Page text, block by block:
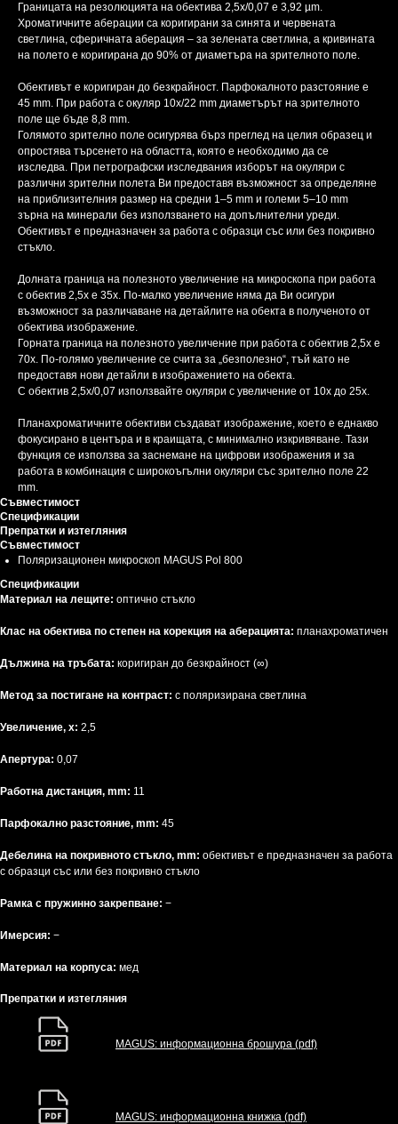
Границата на резолюцията на обектива 2,5х/0,07 е 3,92 µm.
Хроматичните аберации са коригирани за синята и червената
светлина, сферичната аберация – за зелената светлина, а кривината
на полето е коригирана до 90% от диаметъра на зрителното поле.
Обективът е коригиран до безкрайност. Парфокалното разстояние е
45 mm. При работа с окуляр 10x/22 mm диаметърът на зрителното
поле ще бъде 8,8 mm.
Голямото зрително поле осигурява бърз преглед на целия образец и
опростява търсенето на областта, която е необходимо да се
изследва. При петрографски изследвания изборът на окуляри с
различни зрителни полета Ви предоставя възможност за определяне
на приблизителния размер на средни 1–5 mm и големи 5–10 mm
зърна на минерали без използването на допълнителни уреди.
Обективът е предназначен за работа с образци със или без покривно
стъкло.
Долната граница на полезното увеличение на микроскопа при работа
с обектив 2,5х е 35x. По-малко увеличение няма да Ви осигури
възможност за различаване на детайлите на обекта в полученото от
обектива изображение.
Горната граница на полезното увеличение при работа с обектив 2,5х е
70x. По-голямо увеличение се счита за „безполезно“, тъй като не
предоставя нови детайли в изображението на обекта.
С обектив 2,5x/0,07 използвайте окуляри с увеличение от 10x до 25x.
Планахроматичните обективи създават изображение, което е еднакво
фокусирано в центъра и в краищата, с минимално изкривяване. Тази
функция се използва за заснемане на цифрови изображения и за
работа в комбинация с широкоъгълни окуляри със зрително поле 22
mm.
Съвместимост
Спецификации
Препратки и изтегляния
Съвместимост
Поляризационен микроскоп MAGUS Pol 800
Спецификации
Материал на лещите: оптично стъкло
Клас на обектива по степен на корекция на аберацията: планахроматичен
Дължина на тръбата: коригиран до безкрайност (∞)
Метод за постигане на контраст: с поляризирана светлина
Увеличение, x: 2,5
Апертура: 0,07
Работна дистанция, mm: 11
Парфокално разстояние, mm: 45
Дебелина на покривното стъкло, mm: обективът е предназначен за работа
с образци със или без покривно стъкло
Рамка с пружинно закрепване: −
Имерсия: −
Материал на корпуса: мед
Препратки и изтегляния
MAGUS: информационна брошура (pdf)
MAGUS: информационна книжка (pdf)